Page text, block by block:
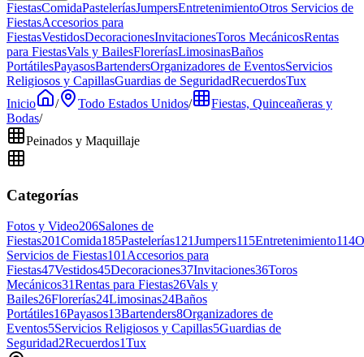
FiestasComidaPasteleríasJumpersEntretenimientoOtros Servicios de
FiestasAccesorios para
FiestasVestidosDecoracionesInvitacionesToros MecánicosRentas
para FiestasVals y BailesFloreríasLimosinasBaños
PortátilesPayasosBartendersOrganizadores de EventosServicios
Religiosos y CapillasGuardias de SeguridadRecuerdosTux
Inicio
/ Todo Estados Unidos/
Fiestas, Quinceañeras y
Bodas/
Peinados y Maquillaje
Categorías
Fotos y Video206Salones de
Fiestas201Comida185Pastelerías121Jumpers115Entretenimiento114
Servicios de Fiestas101Accesorios para
Fiestas47Vestidos45Decoraciones37Invitaciones36Toros
Mecánicos31Rentas para Fiestas26Vals y
Bailes26Florerías24Limosinas24Baños
Portátiles16Payasos13Bartenders8Organizadores de
Eventos5Servicios Religiosos y Capillas5Guardias de
Seguridad2Recuerdos1Tux